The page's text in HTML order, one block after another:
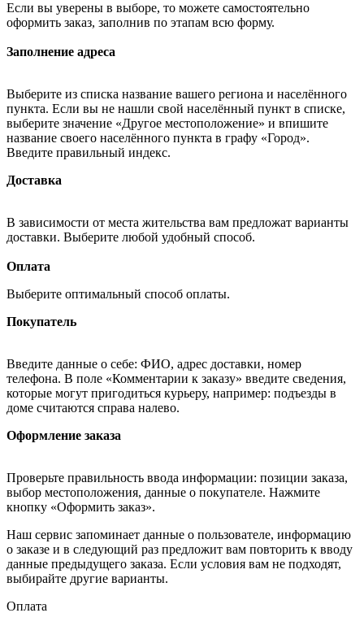
Если вы уверены в выборе, то можете самостоятельно
оформить заказ, заполнив по этапам всю форму.
Заполнение адреса
Выберите из списка название вашего региона и населённого
пункта. Если вы не нашли свой населённый пункт в списке,
выберите значение «Другое местоположение» и впишите
название своего населённого пункта в графу «Город».
Введите правильный индекс.
Доставка
В зависимости от места жительства вам предложат варианты
доставки. Выберите любой удобный способ.
Оплата
Выберите оптимальный способ оплаты.
Покупатель
Введите данные о себе: ФИО, адрес доставки, номер
телефона. В поле «Комментарии к заказу» введите сведения,
которые могут пригодиться курьеру, например: подъезды в
доме считаются справа налево.
Оформление заказа
Проверьте правильность ввода информации: позиции заказа,
выбор местоположения, данные о покупателе. Нажмите
кнопку «Оформить заказ».
Наш сервис запоминает данные о пользователе, информацию
о заказе и в следующий раз предложит вам повторить к вводу
данные предыдущего заказа. Если условия вам не подходят,
выбирайте другие варианты.
Оплата